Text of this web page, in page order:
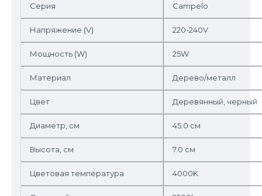
Серия Campelo
Напряжение (V) 220-240V
Мощность (W) 25W
Материал Дерево/металл
Цвет Деревянный, черный
Диаметр, см 45.0 см
Высота, см 7.0 см
Цветовая температура 4000K